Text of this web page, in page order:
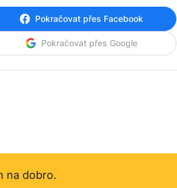
Pokračovat přes Facebook
Pokračovat přes Google
na dobro.